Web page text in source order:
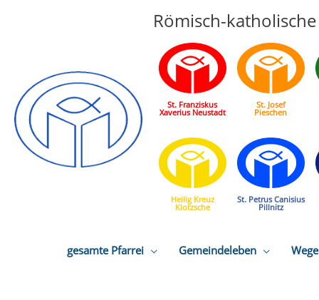
Römisch-
St. Franziskus
Xaverius Neustadt
St. Josef
Pieschen
Heilig Kreuz
Klotzsche
St. Petrus Canisius
Pillnitz
gesamte Pfarrei Gemeindeleben